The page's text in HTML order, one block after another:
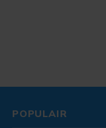
POPULAIR